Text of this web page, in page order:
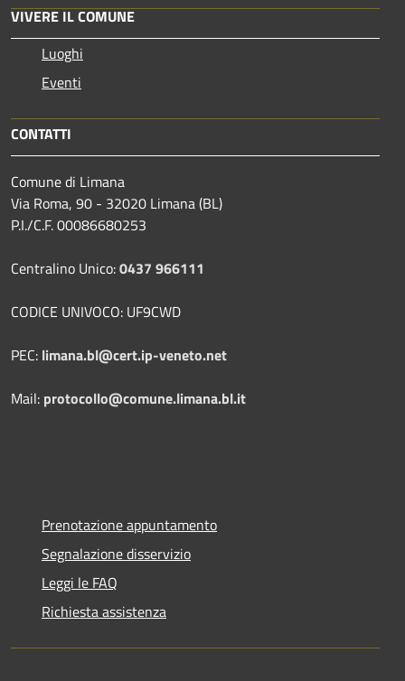
VIVERE IL COMUNE
Luoghi
Eventi
CONTATTI
Comune di Limana
Via Roma, 90 - 32020 Limana (BL)
P.I./C.F. 00086680253
Centralino Unico:0437 966111
CODICE UNIVOCO: UF9CWD
PEC: limana.bl@cert.ip-veneto.net
Mail: protocollo@comune.limana.bl.it
Prenotazione appuntamento
Segnalazione disservizio
Leggi le FAQ
Richiesta assistenza